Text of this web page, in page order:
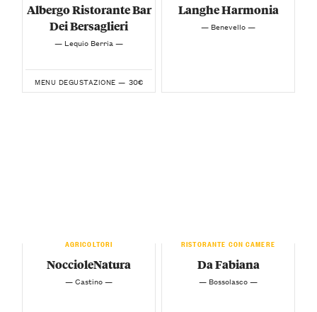
Albergo Ristorante Bar
Dei Bersaglieri
— Lequio Berria —
MENU DEGUSTAZIONE — 30€
Langhe Harmonia
— Benevello —
AGRICOLTORI
NoccioleNatura
— Castino —
RISTORANTE CON CAMERE
Da Fabiana
— Bossolasco —